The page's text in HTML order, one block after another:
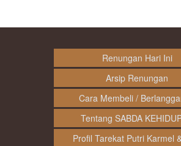
Renungan Hari Ini
Arsip Renungan
Cara Membeli /
Tentang SABDA
Profil Tarekat Putri Karmel